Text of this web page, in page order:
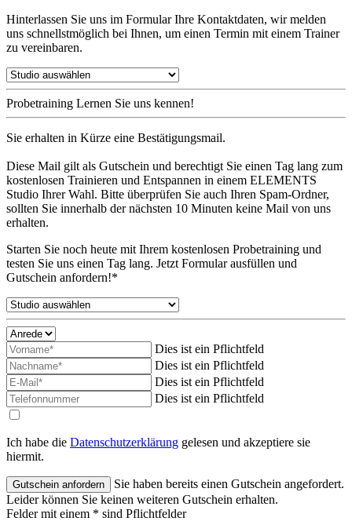
Hinterlassen Sie uns im Formular Ihre Kontaktdaten, wir melden
uns schnellstmöglich bei Ihnen, um einen Termin mit einem Trainer
zu vereinbaren.
Probetraining Lernen Sie uns kennen!
Sie erhalten in Kürze eine Bestätigungsmail.
Diese Mail gilt als Gutschein und berechtigt Sie einen Tag lang zum
kostenlosen Trainieren und Entspannen in einem ELEMENTS
Studio Ihrer Wahl. Bitte überprüfen Sie auch Ihren Spam-Ordner,
sollten Sie innerhalb der nächsten 10 Minuten keine Mail von uns
erhalten.
Starten Sie noch heute mit Ihrem kostenlosen Probetraining und
testen Sie uns einen Tag lang. Jetzt Formular ausfüllen und
Gutschein anfordern!*
Dies ist ein Pflichtfeld
Dies ist ein Pflichtfeld
Dies ist ein Pflichtfeld
Dies ist ein Pflichtfeld
Ich habe die Datenschutzerklärung gelesen und akzeptiere sie
hiermit.
Sie haben bereits einen Gutschein angefordert.
Leider können Sie keinen weiteren Gutschein erhalten.
Felder mit einem * sind Pflichtfelder